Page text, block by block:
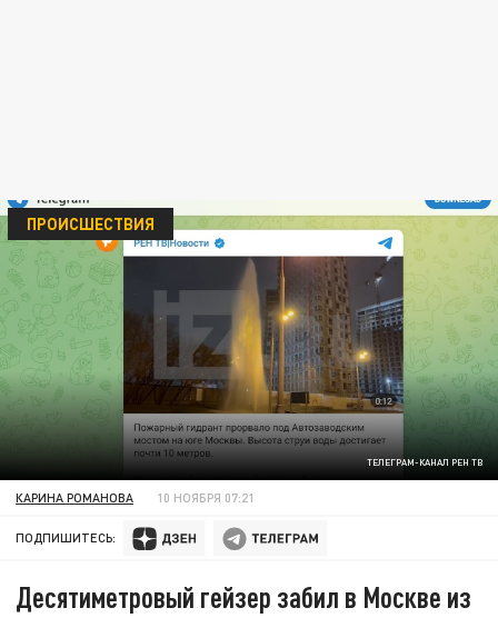
ТЕЛЕГРАМ-КАНАЛ РЕН ТВ
ПРОИСШЕСТВИЯ
КАРИНА РОМАНОВА 10 НОЯБРЯ 07:21
ПОДПИШИТЕСЬ:
Десятиметровый гейзер забил в Москве из